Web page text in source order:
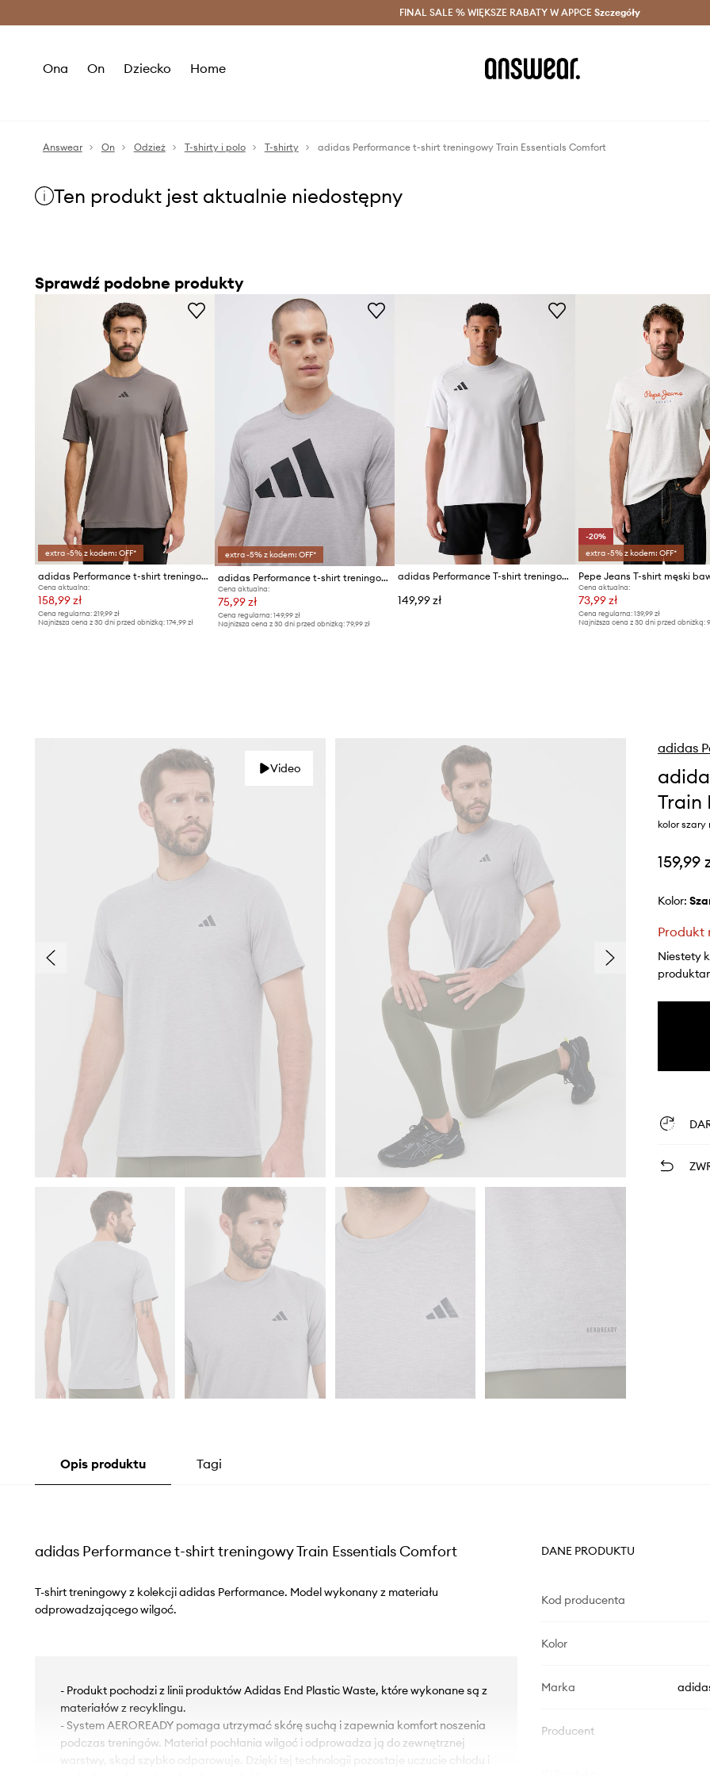
Oszczędzaj z Answear Club > Dostawa nawet w 24h >
FINAL SALE % WIĘKSZE RABATY W APPCE Szczegóły
Ona On Dziecko Home
Answear On Odzież T-shirty i polo T-shirty adidas Performance t-shirt treningowy Train Essentials Comfort
Ten produkt jest aktualnie niedostępny
Sprawdź podobne produkty
extra -5% z kodem: OFF*
adidas Performance t-shirt treningowy
Cena aktualna:
158,99 zł
Cena regularna: 219,99 zł
Najniższa cena z 30 dni przed obniżką: 174,99 zł
extra -5% z kodem: OFF*
adidas Performance t-shirt treningowy Train Essentials Feelready Logo
Cena aktualna:
75,99 zł
Cena regularna:149,99 zł
Najniższa cena z 30 dni przed obniżką:79,99 zł
adidas Performance T-shirt treningowy męski z bawełną Tiro Travel
149,99 zł
-20%
extra -5% z kodem: OFF*
Pepe Jeans T-shirt męski
Cena aktualna:
73,99 zł
Cena regularna: 139,99 zł
Najniższa cena z 30 dni przed obniżką:
Video
adidas
Train
kolor szary
159,99
Kolor:
Produkt
Niestety
Opis produktu Tagi
adidas Performance t-shirt treningowy Train Essentials Comfort
T-shirt treningowy z kolekcji adidas Performance. Model wykonany z materiału
odprowadzającego wilgoć.
- Produkt pochodzi z linii produktów Adidas End Plastic Waste, które wykonane są z
materiałów z recyklingu.
- System AEROREADY pomaga utrzymać skórę suchą i zapewnia komfort noszenia
podczas treningów. Materiał pochłania wilgoć i odprowadza ją do zewnętrznej
warstwy, skąd szybko odparowuje. Dzięki tej technologii pozostaje uczucie chłodu i
DANE PRODUKTU
Kod producenta
Kolor
Marka
Producent